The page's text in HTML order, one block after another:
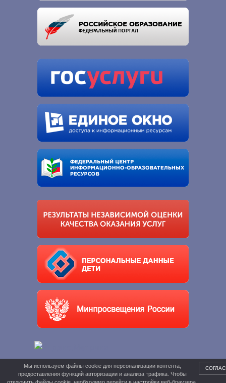
Мы используем файлы cookie для персонализации контента,
предоставления функций авторизации и анализа трафика. Чтобы